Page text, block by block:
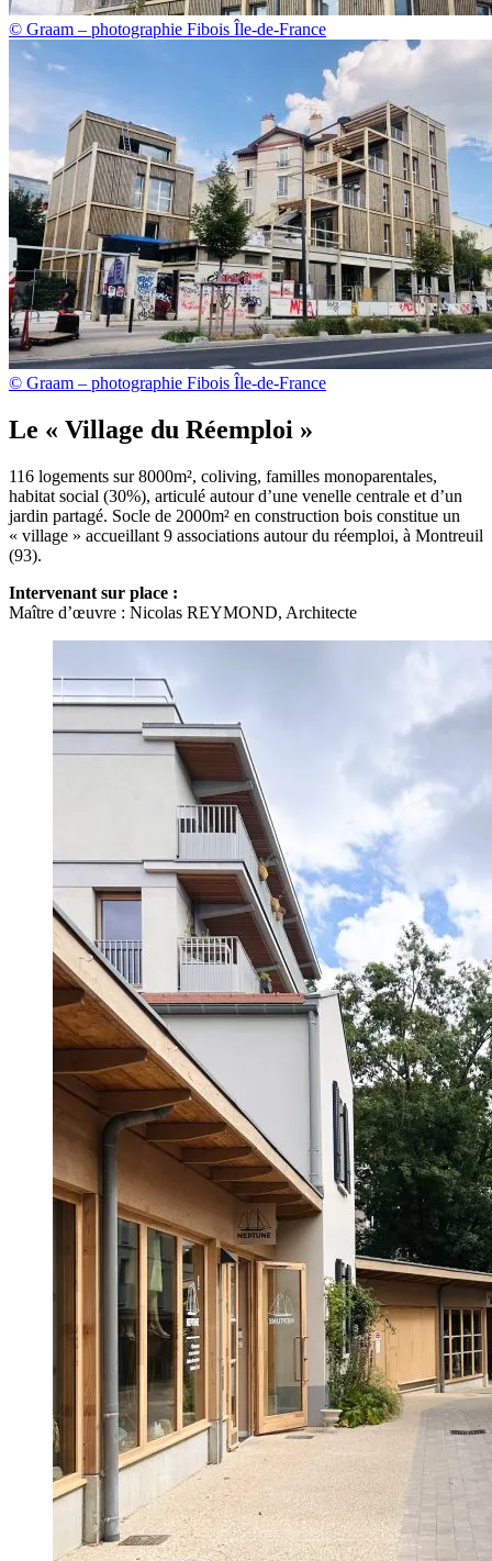
© Graam – photographie Fibois Île-de-France
© Graam – photographie Fibois Île-de-France
Le « Village du Réemploi »
116 logements sur 8000m², coliving, familles monoparentales,
habitat social (30%), articulé autour d’une venelle centrale et d’un
jardin partagé. Socle de 2000m² en construction bois constitue un
« village » accueillant 9 associations autour du réemploi, à Montreuil
(93).
Intervenant sur place :
Maître d’œuvre : Nicolas REYMOND, Architecte